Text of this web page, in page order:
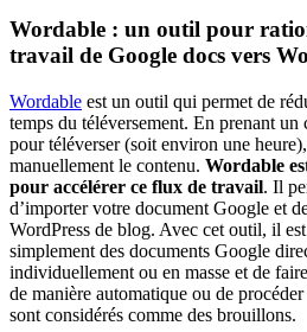
Wordable : un outil pour
travail de Google docs vers
Wordable est un outil qui permet de
temps du téléversement. En prenant
pour téléverser (soit environ une
manuellement le contenu. Wordable
pour accélérer ce flux de travail. Il
d’importer votre document Google et
WordPress de blog. Avec cet outil, il
simplement des documents Google
individuellement ou en masse et de
de manière automatique ou de
sont considérés comme des brouillons.